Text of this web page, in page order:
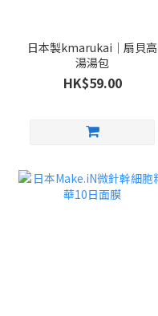
日本製kmarukai｜扇貝高
湯湯包
HK$59.00